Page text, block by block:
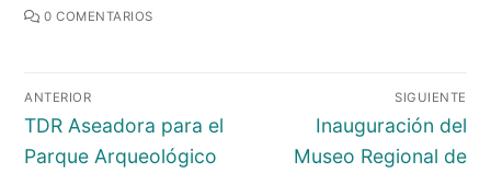
0 COMENTARIOS
Navegación
de
entradas
ANTERIOR
Entrada
anterior:
TDR Aseadora para el
Parque Arqueológico
SIGUIENTE
Entrada
siguiente:
Inauguración del
Museo Regional de